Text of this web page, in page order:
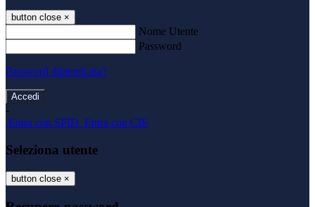
button close ×
Nome Utente
Password
Password dimenticata?
-
Entra con SPID Entra con CIE
Seleziona utente
button close ×